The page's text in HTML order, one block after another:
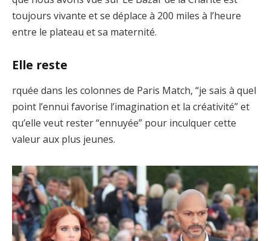
toujours vivante et se déplace à 200 miles à l’heure
entre le plateau et sa maternité.
Elle reste
rquée dans les colonnes de Paris Match, “je sais à quel
point l’ennui favorise l’imagination et la créativité” et
qu’elle veut rester “ennuyée” pour inculquer cette
valeur aux plus jeunes.